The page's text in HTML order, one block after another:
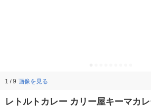
1 / 9 画像を見る
レトルトカレー カリー屋キーマカ